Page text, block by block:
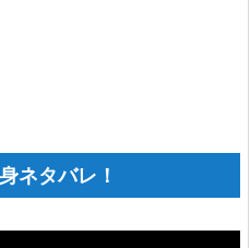
ネタバレ！